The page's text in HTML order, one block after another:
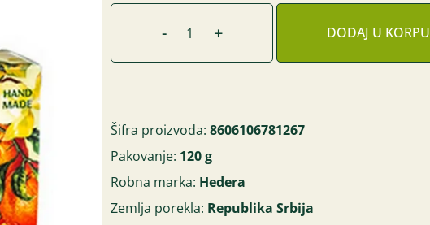
- + DODAJ U KORPU
Šifra proizvoda:8606106781267
Pakovanje: 120 g
Robna marka: Hedera
Zemlja porekla: Republika Srbija